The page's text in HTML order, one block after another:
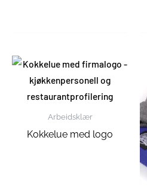
Arbeidsklær
Kokkelue med logo